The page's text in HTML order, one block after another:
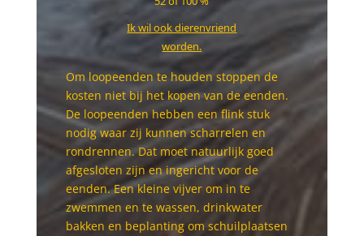
Ik wil ook dierenvriend
worden.
Om loopeenden te houden stoppen de
kosten niet bij het kopen van de eenden.
De loopeenden hebben een flink stuk
nodig waar zij kunnen scharrelen en
rondrennen. Dat moet natuurlijk goed
afgesloten zijn en ingericht voor de
eenden. Een kleine vijver om in te
zwemmen en te wassen, drinkwater
bakken en beplanting om schuilplaatsen